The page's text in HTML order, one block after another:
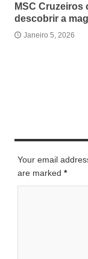
MSC
descobrir a
Janeiro 5, 2026
Your email
are marked *